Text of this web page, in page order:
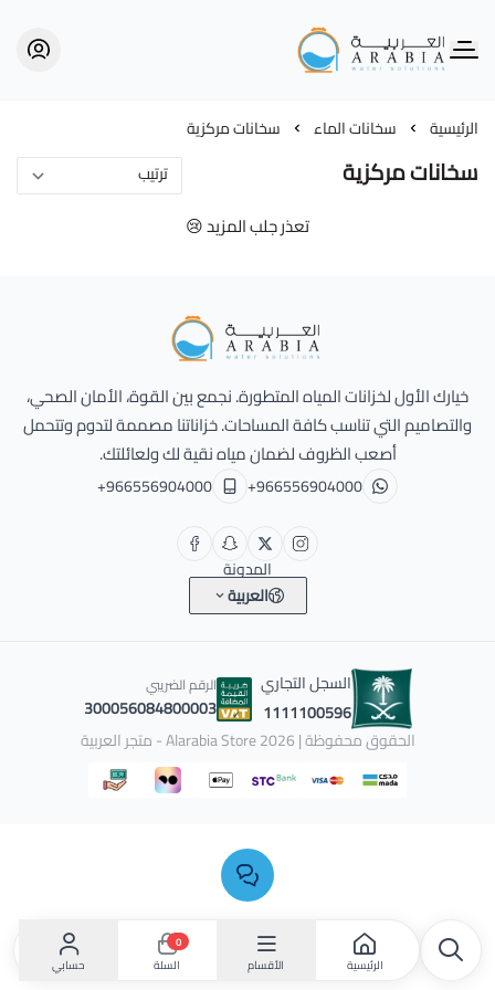
Alarabia Store - متجر العربية
الرئيسية سخانات الماء سخانات مركزية
سخانات مركزية
تعذر جلب المزيد 😢
الرئيسية الأقسام
0
حسابي
خيارك الأول لخزانات المياه المتطورة. نجمع بين القوة، الأمان الصحي،
والتصاميم التي تناسب كافة المساحات. خزاناتنا مصممة لتدوم وتتحمل
أصعب الظروف لضمان مياه نقية لك ولعائلتك.
+966556904000
+966556904000
المدونة
العربية
السجل التجاري
1111100596
الرقم الضريبي
300056084800003
الحقوق محفوظة | 2026
Alarabia Store - متجر العربية